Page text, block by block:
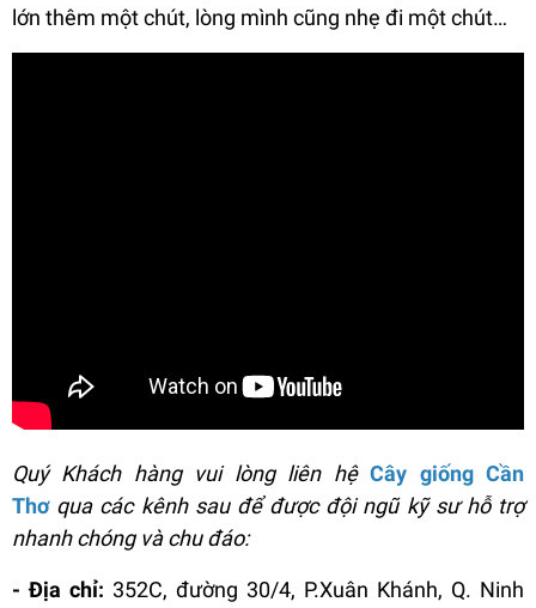
lớn thêm một chút, lòng mình cũng nhẹ đi một chút…
Quý Khách hàng vui lòng liên hệ Cây giống Cần
Thơ qua các kênh sau để được đội ngũ kỹ sư hỗ trợ
nhanh chóng và chu đáo:
- Địa chỉ: 352C, đường 30/4, P.Xuân Khánh, Q. Ninh